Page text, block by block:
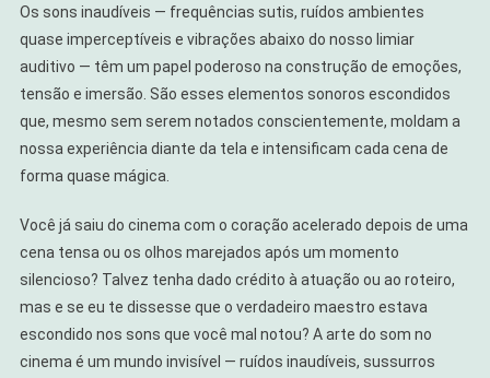
Como
O
Áudio
Cria
Emoção
Os sons inaudíveis — frequências sutis, ruídos ambientes
quase imperceptíveis e vibrações abaixo do nosso limiar
auditivo — têm um papel poderoso na construção de emoções,
tensão e imersão. São esses elementos sonoros escondidos
que, mesmo sem serem notados conscientemente, moldam a
nossa experiência diante da tela e intensificam cada cena de
forma quase mágica.
Você já saiu do cinema com o coração acelerado depois de uma
cena tensa ou os olhos marejados após um momento
silencioso? Talvez tenha dado crédito à atuação ou ao roteiro,
mas e se eu te dissesse que o verdadeiro maestro estava
escondido nos sons que você mal notou? A arte do som no
cinema é um mundo invisível — ruídos inaudíveis, sussurros